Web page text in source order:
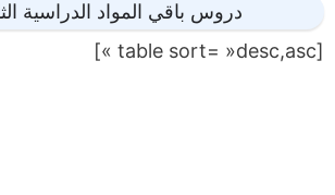
دروس باقي المواد الدراسية
[table sort= »desc,asc »]